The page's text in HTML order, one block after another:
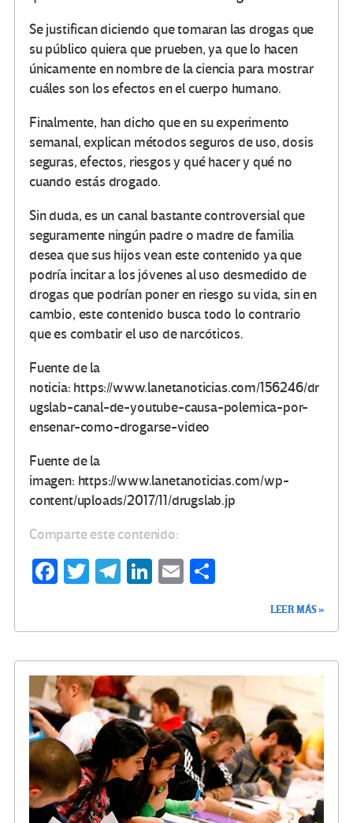
Se justifican diciendo que tomaran las drogas que
su público quiera que prueben, ya que lo hacen
únicamente en nombre de la ciencia para mostrar
cuáles son los efectos en el cuerpo humano.
Finalmente, han dicho que en su experimento
semanal, explican métodos seguros de uso, dosis
seguras, efectos, riesgos y qué hacer y qué no
cuando estás drogado.
Sin duda, es un canal bastante controversial que
seguramente ningún padre o madre de familia
desea que sus hijos vean este contenido ya que
podría incitar a los jóvenes al uso desmedido de
drogas que podrían poner en riesgo su vida, sin en
cambio, este contenido busca todo lo contrario
que es combatir el uso de narcóticos.
Fuente de la
noticia: https://www.lanetanoticias.com/156246/dr
ugslab-canal-de-youtube-causa-polemica-por-
ensenar-como-drogarse-video
Fuente de la
imagen: https://www.lanetanoticias.com/wp-
content/uploads/2017/11/drugslab.jp
Comparte este contenido:
Fa
o
k
T
Te
m
Li
n
E
ar
tir
LEER MÁS »